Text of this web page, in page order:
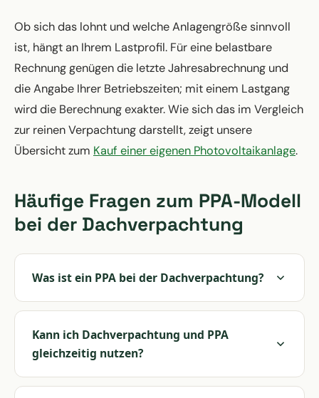
Ob sich das lohnt und welche Anlagengröße sinnvoll
ist, hängt an Ihrem Lastprofil. Für eine belastbare
Rechnung genügen die letzte Jahresabrechnung und
die Angabe Ihrer Betriebszeiten; mit einem Lastgang
wird die Berechnung exakter. Wie sich das im Vergleich
zur reinen Verpachtung darstellt, zeigt unsere
Übersicht zum Kauf einer eigenen Photovoltaikanlage.
Häufige Fragen zum PPA-Modell
bei der Dachverpachtung
Was ist ein PPA bei der Dachverpachtung?
Kann ich Dachverpachtung und PPA
gleichzeitig nutzen?